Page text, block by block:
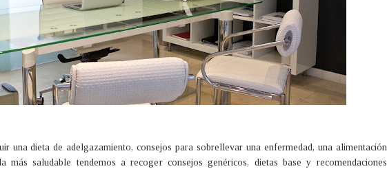
una dieta de adelgazamiento, consejos para sobrellevar una enfermedad, una alimentación
más saludable tendemos a recoger consejos genéricos, dietas base y recomendaciones